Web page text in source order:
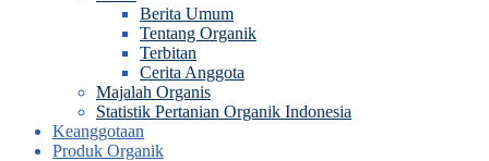
Berita Umum
Tentang Organik
Terbitan
Cerita Anggota
Majalah Organis
Statistik Pertanian Organik Indonesia
Keanggotaan
Produk Organik